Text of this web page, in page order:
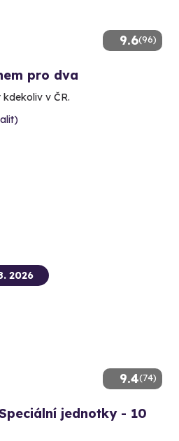
9.6(96)
pro dva
v ČR.
9.4(74)
2026
jednotky - 10